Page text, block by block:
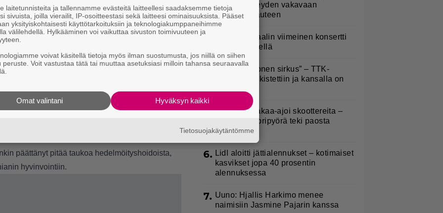
hedelmöityshoidot ovat vaikuttaneet hänen
vieraillessaan
alhainen energiataso johtui nimenomaan
jälkeen, ja silti energiatasoni ovat edelleen
lokakuussa.
päättänyt pitää taukoa hedelmöityshoidoista,
hyvinvointiin.
löysivät yhteyden vakavaan
kansansairauteen
3.
Eppu Normaalin viimeinen konsertti
esitetään Ylellä
”Että semmonen sirkus” – TTK-
kilpailijat julkistettiin ja kansalla on
5. Virkavalta takaa-ajoi skoottereita –
poliisimoottoripyörä teki paosta
lyhyen
6. Lidl aloitti jättialennukset – kotimaiset
kasvikset jopa 40 prosentin
alennuksessa
7. Uuno: Hjallis Harkimo menee
naimisiin Jasmine Pajarin kanssa
laitetunnisteita ja tallennamme evästeitä laitteellesi saadaksemme tietoja
sivuista, joilla vierailit, IP-osoitteestasi sekä laitteesi ominaisuuksista. Pääset
yksityiskohtaisesti käyttötarkoituksiin ja teknologiakumppaneihimme
välilehdellä. Hylkääminen voi vaikuttaa sivuston toimivuuteen ja
voivat käsitellä tietoja myös ilman suostumusta, jos niillä on siihen
peruste. Voit vastustaa tätä tai muuttaa asetuksiasi milloin tahansa seuraavalla
Hyväksyn kaikki
Omat valintani
Tietosuojakäytäntömme